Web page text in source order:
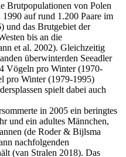
Brutpopulationen von Polen
auf rund 1.200 Paare im
und das Brutgebiet der
bis an die
et al. 2002). Gleichzeitig
überwinterden Seeadler
Vögeln pro Winter (1970-
pro Winter (1979-1995)
spielt dabei auch
in 2005 ein beringtes
und ein adultes Männchen,
(de Roder & Bijlsma
nachfolgenden
(van Stralen 2018). Das